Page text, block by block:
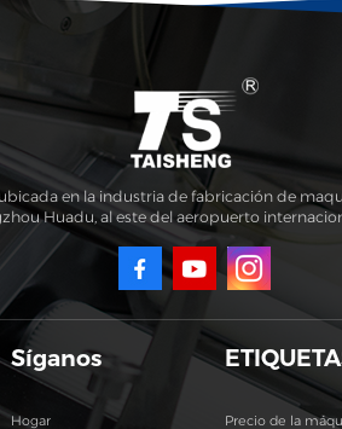
en la industria de fabricación de
Huadu, al este del aeropuerto
Síganos
Hogar Precio de la